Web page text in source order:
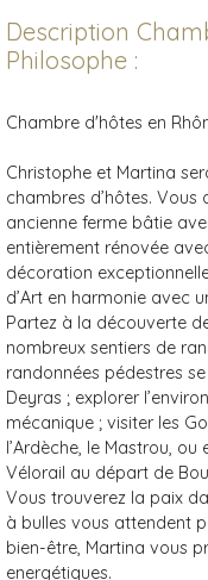
Description
Philosophe :
Chambre d'hôtes en
Christophe et Martina
chambres d’hôtes.
ancienne ferme bâtie
entièrement rénovée
décoration
d’Art en harmonie avec
Partez à la découverte
nombreux sentiers de
randonnées pédestres
Deyras ; explorer
mécanique ; visiter les
l’Ardèche, le Mastrou,
Vélorail au départ de
Vous trouverez la paix
à bulles vous attendent
bien-être, Martina vous
energétiques.